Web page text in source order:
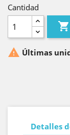
Cantidad

 Últimas
Detalles